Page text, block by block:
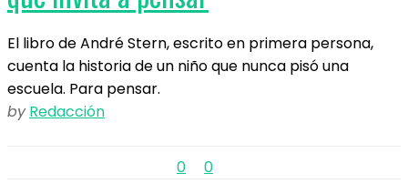
El libro de André Stern, escrito en primera persona,
cuenta la historia de un niño que nunca pisó una
escuela. Para pensar.
by Redacción
0 0